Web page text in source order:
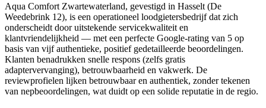
Aqua Comfort Zwartewaterland, gevestigd in Hasselt (De
Weedebrink 12), is een operationeel loodgietersbedrijf dat zich
onderscheidt door uitstekende servicekwaliteit en
klantvriendelijkheid — met een perfecte Google-rating van 5 op
basis van vijf authentieke, positief gedetailleerde beoordelingen.
Klanten benadrukken snelle respons (zelfs gratis
adaptervervanging), betrouwbaarheid en vakwerk. De
reviewprofielen lijken betrouwbaar en authentiek, zonder tekenen
van nepbeoordelingen, wat duidt op een solide reputatie in de regio.